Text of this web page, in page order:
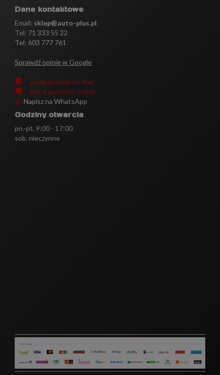
Dane kontaktowe
Email: sklep@auto-plus.pl
Tel: 71 333 55 22
Tel: 603 777 761
Sprawdź opinie w Google
Zadaj pytanie on-line
Ask a question online
Napisz na WhatsApp
Godziny otwarcia
pn.-pt. 9:00 - 17:00
sob. nieczynne